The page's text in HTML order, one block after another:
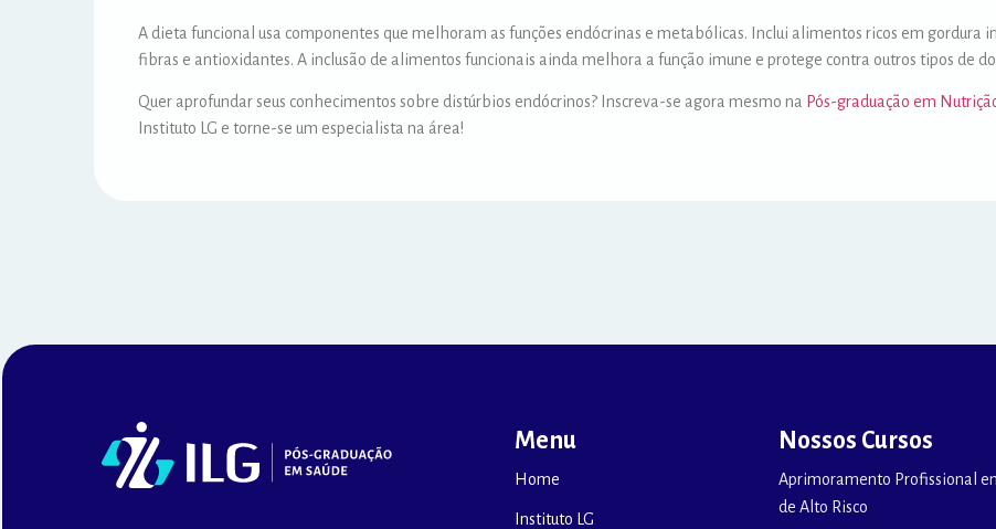
A dieta funcional usa componentes que melhoram as funções endócrinas e metabólicas. Inclui alimentos ricos em gordura
fibras e antioxidantes. A inclusão de alimentos funcionais ainda melhora a função imune e protege contra outros tipos de
Quer aprofundar seus conhecimentos sobre distúrbios endócrinos? Inscreva-se agora mesmo na Pós-graduação em
Instituto LG e torne-se um especialista na área!
Menu
Home
Instituto LG
Nossos Cursos
Aprimoramento Profissional
de Alto Risco